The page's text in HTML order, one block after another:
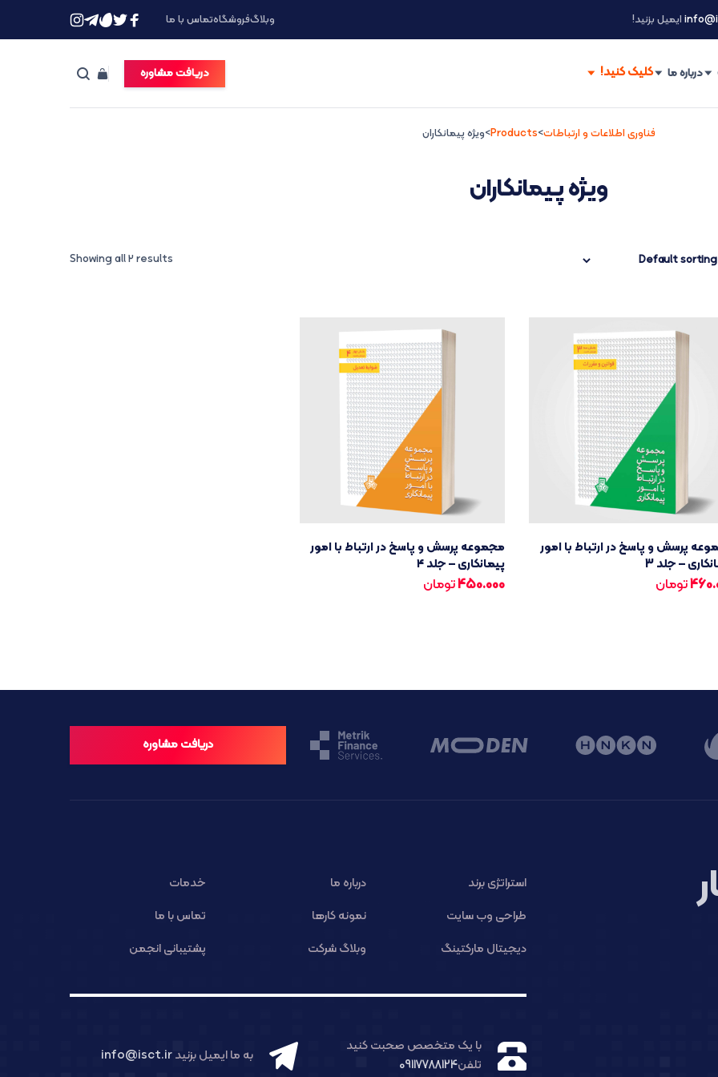
ایمیل بزنید! وبلاگفروشگاهتماس با ما
درباره ما دریافت مشاوره
فناوری اطلاعات و ارتباطات>
Products
>ویژه پیمانکاران
ویژه پیمانکاران
Showing all 2 results
پرسش و پاسخ در ارتباط با امور
– جلد 3
تومان
مجموعه پرسش و پاسخ در ارتباط با امور
پیمانکاری – جلد ۴
450.000تومان
دریافت مشاوره
استراتژی برند درباره ما
خدمات
طراحی وب سایت
نمونه کارها
تماس با ما
دیجیتال مارکتینگ
وبلاگ شرکت پشتیبانی انجمن
با یک متخصص صحبت کنید
تلفن09117788124
به ما ایمیل بزنیدinfo@isct.ir